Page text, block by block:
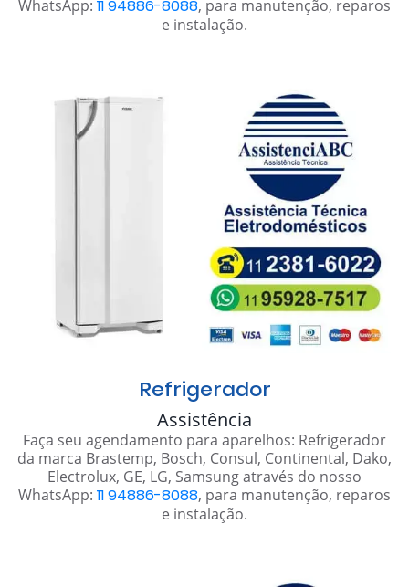
WhatsApp: 11 94886-8088, para manutenção, reparos
e instalação.
Refrigerador
Assistência
Faça seu agendamento para aparelhos: Refrigerador
da marca Brastemp, Bosch, Consul, Continental, Dako,
Electrolux, GE, LG, Samsung através do nosso
WhatsApp: 11 94886-8088, para manutenção, reparos
e instalação.